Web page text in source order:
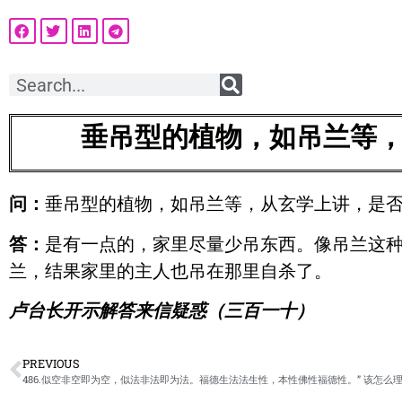
垂吊型的植物，如吊兰等
问： 垂吊型的植物，如吊兰等，从玄学上讲，是
答： 是有一点的，家里尽量少吊东西。像吊兰这
兰，结果家里的主人也吊在那里自杀了。
卢台长开示解答来信疑惑（三百一十）
PREVIOUS